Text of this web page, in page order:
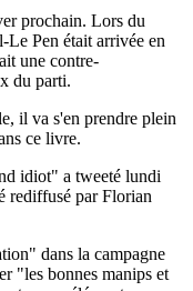
prochain. Lors du
Pen était arrivée en
une contre-
du parti.
il va s'en prendre plein
ce livre.
idiot" a tweeté lundi
rediffusé par Florian
dans la campagne
"les bonnes manips et